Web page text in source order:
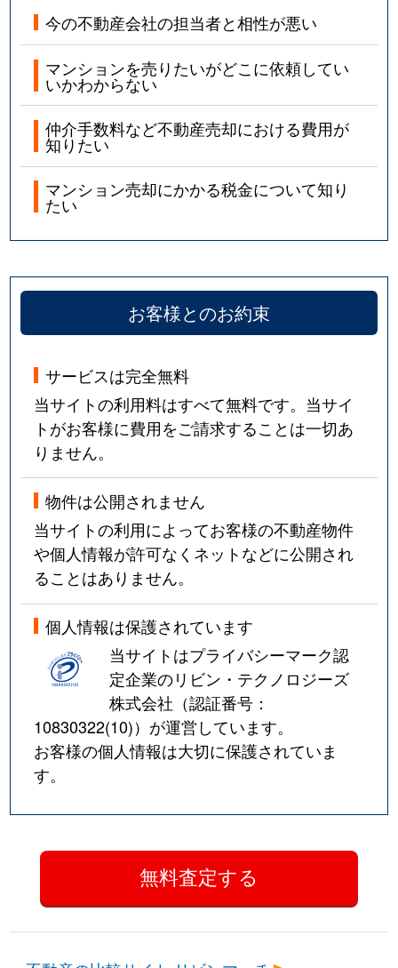
御園町
4,100万円
尼崎(阪神)
御園町
8,900万円
尼崎(阪神)
御園町
御園町
4,100万円
尼崎(阪神)
御園町
4,600万円
尼崎(阪神)
御園町
3,200万円
尼崎(阪神)
4,100万円
尼崎(阪神)
南塚口町
4,100万円
南塚口町
2,000万円
塚口(阪急)
南塚口町
南塚口町
4,100万円
南塚口町
2,600万円
塚口(阪急)
南塚口町
2,100万円
南塚口町
1,800万円
塚口(阪急)
南塚口町
4,200万円
塚口(阪急)
350万円
塚口(阪急)
南塚口町
4,000万円
塚口(阪急)
2,600万円
塚口(阪急)
南塚口町
4,300万円
塚口(阪急)
今の不動産会社の担当者と相性が悪い
マンションを売りたいがどこに依頼してい
いかわからない
仲介手数料など不動産売却における費用が
知りたい
マンション売却にかかる税金について知り
たい
お客様とのお約束
サービスは完全無料
当サイトの利用料はすべて無料です。当サイ
トがお客様に費用をご請求することは一切あ
りません。
物件は公開されません
当サイトの利用によってお客様の不動産物件
や個人情報が許可なくネットなどに公開され
ることはありません。
個人情報は保護されています
当サイトはプライバシーマーク認
定企業のリビン・テクノロジーズ
株式会社（認証番号：
10830322(10)）が運営しています。
お客様の個人情報は大切に保護されていま
す。